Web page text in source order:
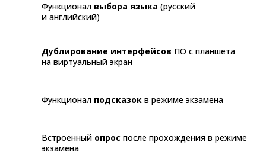
Функционал выбора языка (русский
и английский)
Дублирование интерфейсов ПО с планшета
на виртуальный экран
Функционал подсказок в режиме экзамена
Встроенный опрос после прохождения в режиме
экзамена